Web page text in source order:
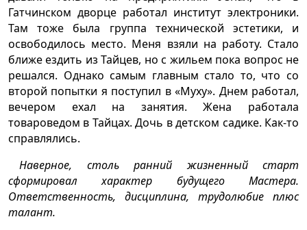
Гатчинском дворце работал институт электроники.
Там тоже была группа технической эстетики, и
освободилось место. Меня взяли на работу. Стало
ближе ездить из Тайцев, но с жильем пока вопрос не
решался. Однако самым главным стало то, что со
второй попытки я поступил в «Муху». Днем работал,
вечером ехал на занятия. Жена работала
товароведом в Тайцах. Дочь в детском садике. Как-то
справлялись.
Наверное, столь ранний жизненный старт
сформировал характер будущего Мастера.
Ответственность, дисциплина, трудолюбие плюс
талант.